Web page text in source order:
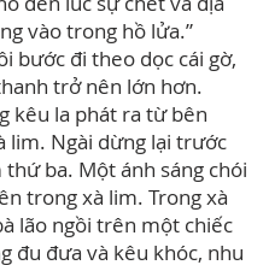
vào trong hồ lửa.”
bước đi theo dọc cái gờ,
trở nên lớn hơn.
kêu la phát ra từ bên
lim. Ngài dừng lại trước
thứ ba. Một ánh sáng chói
trong xà lim. Trong xà
lão ngồi trên một chiếc
đu đưa và kêu khóc, nhu